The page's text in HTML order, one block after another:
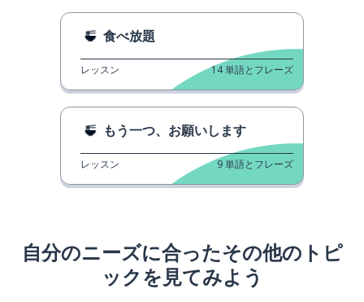
食べ放題
レッスン 14単語とフレーズ
もう一つ、お願いします
レッスン 9単語とフレーズ
自分のニーズに合ったその他のトピ
ックを見てみよう